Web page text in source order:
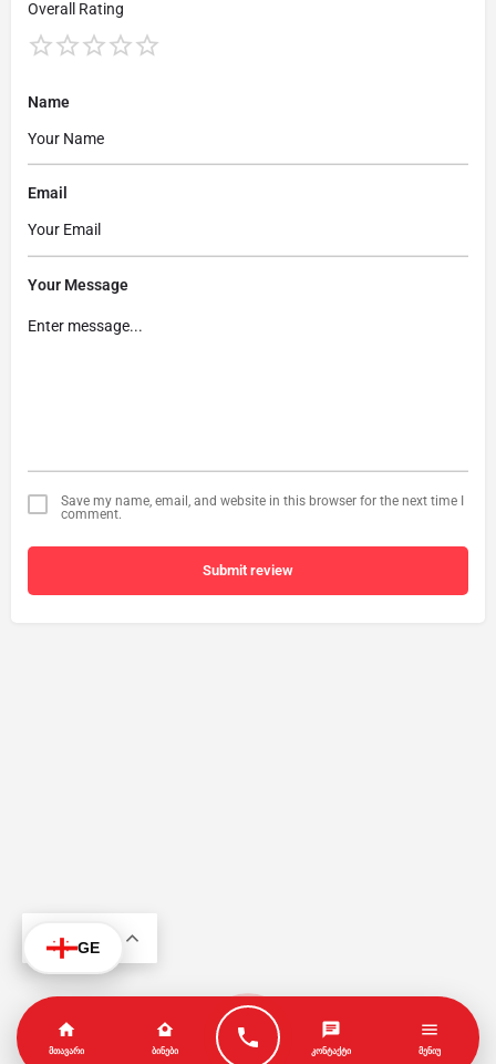
Overall Rating
Name
Email
Your Message
Save my name, email, and website in this browser for the next time I
comment.
Submit review
GE
ᲛᲗᲐᲕᲐᲠᲘ ᲑᲘᲜᲔᲑᲘ ᲙᲝᲜᲢᲐᲥᲢᲘ ᲛᲔᲜᲘᲣ
KA